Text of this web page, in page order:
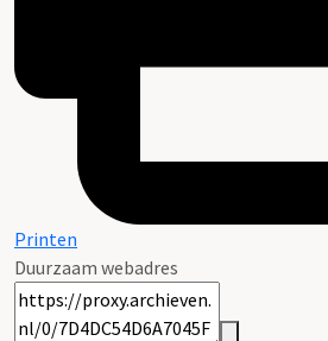
Printen
Duurzaam webadres